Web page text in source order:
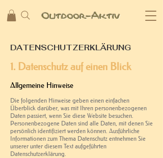
Outdoor-Aktiv
DATENSCHUTZERKLÄRUNG
1. Datenschutz auf einen Blick
Allgemeine Hinweise
Die folgenden Hinweise geben einen einfachen
Überblick darüber, was mit Ihren personenbezogenen
Daten passiert, wenn Sie diese Website besuchen.
Personenbezogene Daten sind alle Daten, mit denen Sie
persönlich identifiziert werden können. Ausführliche
Informationen zum Thema Datenschutz entnehmen Sie
unserer unter diesem Text aufgeführten
Datenschutzerklärung.